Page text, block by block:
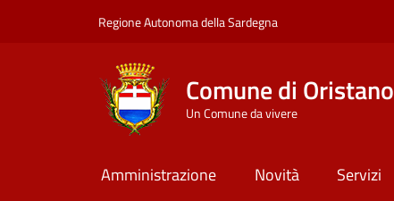
Regione Autonoma della Sardegna
Comune di Oristano
Un Comune da vivere
Amministrazione Novità Servizi